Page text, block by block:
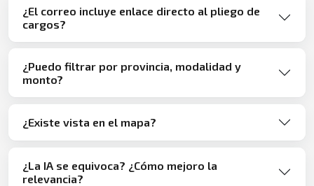
¿El correo incluye enlace directo al pliego de
cargos?
¿Puedo filtrar por provincia, modalidad y
monto?
¿Existe vista en el mapa?
¿La IA se equivoca? ¿Cómo mejoro la
relevancia?